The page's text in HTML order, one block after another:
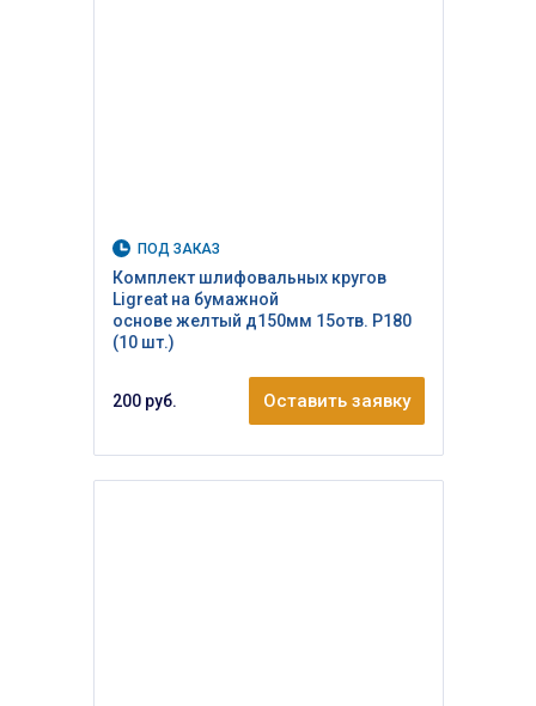
ПОД ЗАКАЗ
Комплект шлифовальных кругов
Ligreat на бумажной
основе желтый д150мм 15отв. Р180
(10 шт.)
200 руб. Оставить заявку